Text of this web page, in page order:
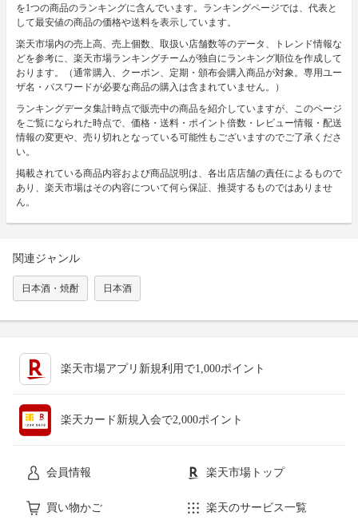
を1つの商品のランキングに含んでいます。ランキングページでは、代表と
して最安値の商品の価格や送料を表示しています。
楽天市場内の売上高、売上個数、取扱い店舗数等のデータ、トレンド情報な
どを参考に、楽天市場ランキングチームが独自にランキング順位を作成して
おります。（通常購入、クーポン、定期・頒布会購入商品が対象。専用ユー
ザ名・パスワードが必要な商品の購入は含まれていません。）
ランキングデータ集計時点で販売中の商品を紹介していますが、このページ
をご覧になられた時点で、価格・送料・ポイント倍数・レビュー情報・配送
情報の変更や、売り切れとなっている可能性もございますのでご了承くださ
い。
掲載されている商品内容および商品説明は、各出店店舗の責任によるもので
あり、楽天市場はその内容について何ら保証、推奨するものではありませ
ん。
関連ジャンル
日本酒・焼酎 日本酒
楽天市場アプリ新規利用で1,000ポイント
楽天カード新規入会で2,000ポイント
会員情報 楽天市場トップ
買い物かご 楽天のサービス一覧